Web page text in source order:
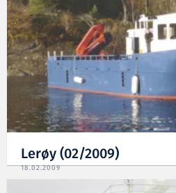
Lerøy (02/2009)
18.02.2009